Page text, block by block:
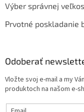
Výber správnej
Prvotné poskladanie
Odoberať
Vložte svoj e-mail a my
produktoch na našom e-